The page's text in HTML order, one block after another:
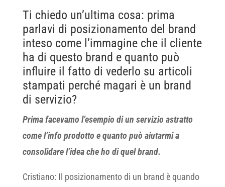
Ti chiedo un’ultima cosa: prima
parlavi di posizionamento del brand
inteso come l’immagine che il cliente
ha di questo brand e quanto può
influire il fatto di vederlo su articoli
stampati perché magari è un brand
di servizio?
Prima facevamo l’esempio di un servizio astratto
come l’info prodotto e quanto può aiutarmi a
consolidare l’idea che ho di quel brand.
Cristiano: Il posizionamento di un brand è quando